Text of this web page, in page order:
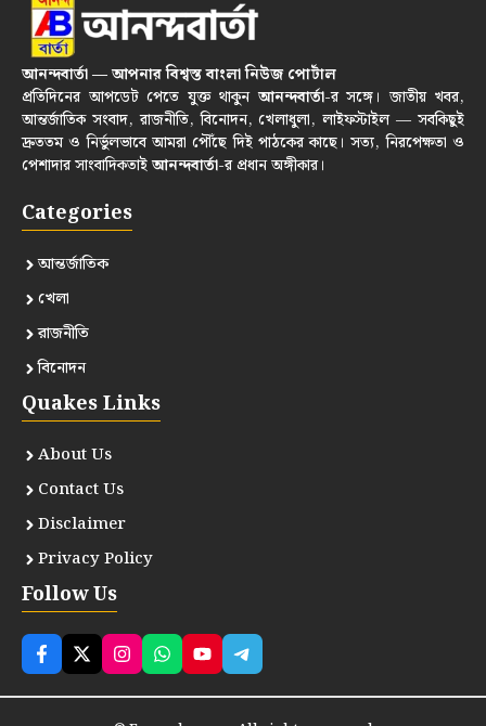
আনন্দবার্তা — আপনার বিশ্বস্ত বাংলা নিউজ পোর্টাল
প্রতিদিনের আপডেট পেতে যুক্ত থাকুনআনন্দবার্তা-র সঙ্গে। জাতীয় খবর,
আন্তর্জাতিক সংবাদ, রাজনীতি, বিনোদন, খেলাধুলা, লাইফস্টাইল — সবকিছুই
দ্রুততম ও নির্ভুলভাবে আমরা পৌঁছে দিই পাঠকের কাছে। সত্য, নিরপেক্ষতা ও
পেশাদার সাংবাদিকতাইআনন্দবার্তা-র প্রধান অঙ্গীকার।
Categories
আন্তর্জাতিক
খেলা
রাজনীতি
বিনোদন
Quakes Links
About Us
Contact Us
Disclaimer
Privacy Policy
Follow Us